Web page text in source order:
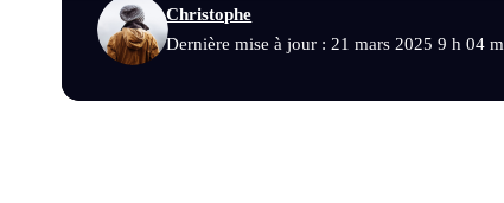
Dernière mise à jour : 21 mars 2025 9 h 04
Christophe